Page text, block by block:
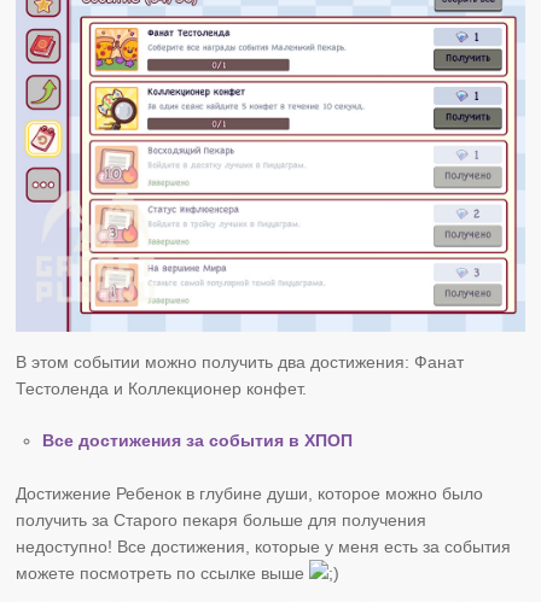
В этом событии можно получить два достижения: Фанат
Тестоленда и Коллекционер конфет.
Все достижения за события в ХПОП
Достижение Ребенок в глубине души, которое можно было
получить за Старого пекаря больше для получения
недоступно! Все достижения, которые у меня есть за события
можете посмотреть по ссылке выше